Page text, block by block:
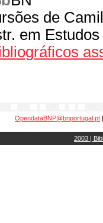
de
em
OpendataBNP@bnportugal.pt
2003 |